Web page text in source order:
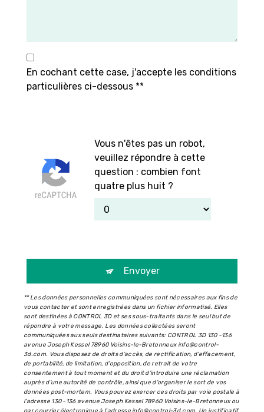
En cochant cette case, j'accepte les conditions
particulières ci-dessous **
Vous n'êtes pas un robot,
veuillez répondre à cette
question : combien font
quatre plus huit ?
Envoyer
** Les données personnelles communiquées sont nécessaires aux fins de
vous contacter et sont enregistrées dans un fichier informatisé. Elles
sont destinées à CONTROL 3D et ses sous-traitants dans le seul but de
répondre à votre message. Les données collectées seront
communiquées aux seuls destinataires suivants: CONTROL 3D 130 -136
avenue Joseph Kessel 78960 Voisins-le-Bretonneux info@control-
3d.com. Vous disposez de droits d’accès, de rectification, d’effacement,
de portabilité, de limitation, d’opposition, de retrait de votre
consentement à tout moment et du droit d’introduire une réclamation
auprès d’une autorité de contrôle, ainsi que d’organiser le sort de vos
données post-mortem. Vous pouvez exercer ces droits par voie postale à
l'adresse 130 -136 avenue Joseph Kessel 78960 Voisins-le-Bretonneux ou